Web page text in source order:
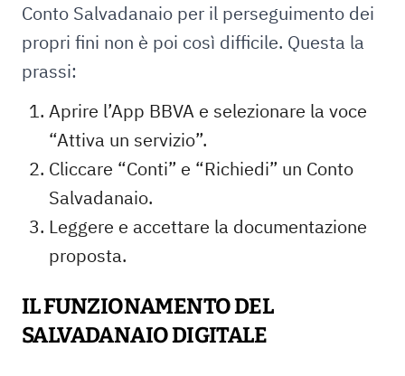
Conto Salvadanaio per il perseguimento dei
propri fini non è poi così difficile. Questa la
prassi:
Aprire l’App BBVA e selezionare la voce
“Attiva un servizio”.
Cliccare “Conti” e “Richiedi” un Conto
Salvadanaio.
Leggere e accettare la documentazione
proposta.
IL FUNZIONAMENTO DEL
SALVADANAIO DIGITALE